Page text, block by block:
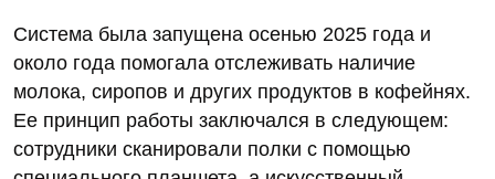
Система была запущена осенью 2025 года и
около года помогала отслеживать наличие
молока, сиропов и других продуктов в кофейнях.
Ее принцип работы заключался в следующем:
сотрудники сканировали полки с помощью